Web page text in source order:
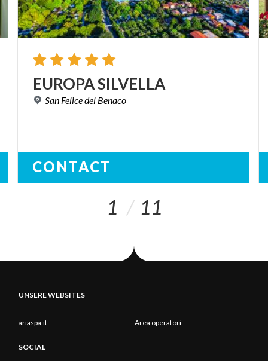
EUROPASILVELLA
San Felicedel Benaco
CONTACT
1 11
UNSERE WEBSITES
ariaspa.it Area operatori
SOCIAL